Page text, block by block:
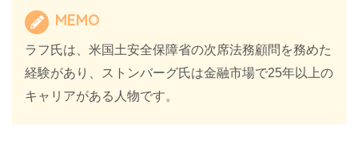
MEMO
ラフ氏は、米国土安全保障省の次席法務顧問を務めた
経験があり、ストンバーグ氏は金融市場で25年以上の
キャリアがある人物です。